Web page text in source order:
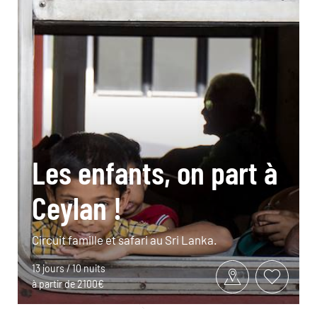
Les enfants, on part à
Ceylan !
Circuit famille et safari au Sri Lanka.
13 jours / 10 nuits
à partir de 2100€